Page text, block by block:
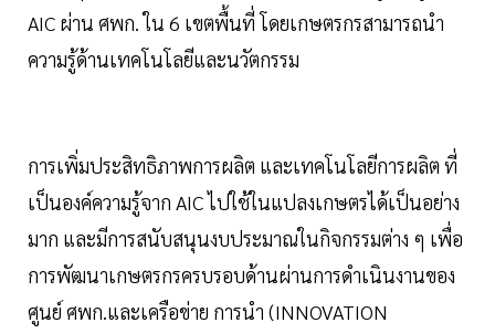
AIC ผ่าน ศพก. ใน 6 เขตพื้นที่ โดยเกษตรกรสามารถนำ
ความรู้ด้านเทคโนโลยีและนวัตกรรม
การเพิ่มประสิทธิภาพการผลิต และเทคโนโลยีการผลิต ที่
เป็นองค์ความรู้จาก AIC ไปใช้ในแปลงเกษตรได้เป็นอย่าง
มาก และมีการสนับสนุนงบประมาณในกิจกรรมต่าง ๆ เพื่อ
การพัฒนาเกษตรกรครบรอบด้านผ่านการดำเนินงานของ
ศูนย์ ศพก.และเครือข่าย การนำ (INNOVATION